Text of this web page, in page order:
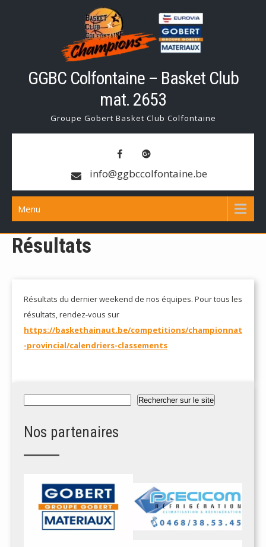
GGBC Colfontaine – Basket Club
mat. 2653
Groupe Gobert Basket Club Colfontaine
info@ggbccolfontaine.be
Menu
Résultats
Résultats du dernier weekend de nos équipes. Pour tous les
résultats, rendez-vous sur
https://baskethainaut.be/competitions/championnat
-provincial/calendriers-classements
Rechercher sur le site
Nos partenaires